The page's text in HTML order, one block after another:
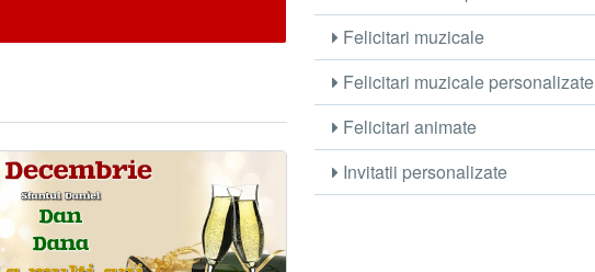
Felicitari muzicale
Felicitari muzicale personalizate
Felicitari animate
Invitatii personalizate